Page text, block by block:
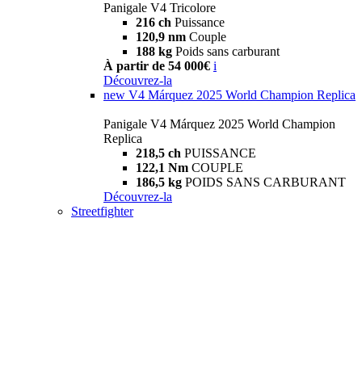
Panigale V4 Tricolore
216 ch Puissance
120,9 nm Couple
188 kg Poids sans carburant
À partir de 54 000€ i
Découvrez-la
new V4 Márquez 2025 World Champion Replica
Panigale V4 Márquez 2025 World Champion
Replica
218,5 ch PUISSANCE
122,1 Nm COUPLE
186,5 kg POIDS SANS CARBURANT
Découvrez-la
Streetfighter